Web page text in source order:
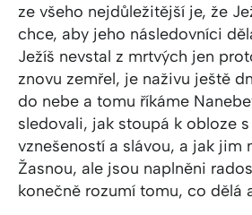
ze všeho nejdůležitější je, že
chce, aby jeho následovníci
Ježíš nevstal z mrtvých jen
znovu zemřel, je naživu ještě
do nebe a tomu říkáme
sledovali, jak stoupá k obloze
vznešeností a slávou, a jak jim
Žasnou, ale jsou naplněni
konečně rozumí tomu, co dělá